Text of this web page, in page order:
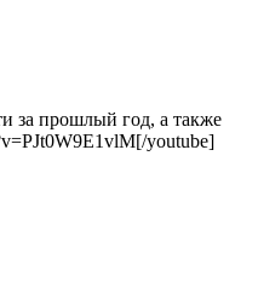
за прошлый год, а также
youtube]